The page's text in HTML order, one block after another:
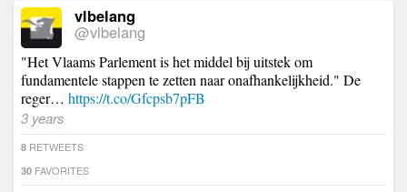
vlbelang
@vlbelang
"Het Vlaams Parlement is het middel bij uitstek om
fundamentele stappen te zetten naar onafhankelijkheid." De
reger… https://t.co/Gfcpsb7pFB
3 years
8 RETWEETS
30 FAVORITES